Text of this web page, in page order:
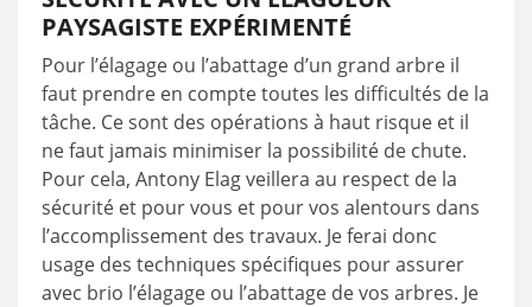
PAYSAGISTE EXPÉRIMENTÉ
Pour l’élagage ou l’abattage d’un grand arbre il
faut prendre en compte toutes les difficultés de la
tâche. Ce sont des opérations à haut risque et il
ne faut jamais minimiser la possibilité de chute.
Pour cela, Antony Elag veillera au respect de la
sécurité et pour vous et pour vos alentours dans
l’accomplissement des travaux. Je ferai donc
usage des techniques spécifiques pour assurer
avec brio l’élagage ou l’abattage de vos arbres. Je